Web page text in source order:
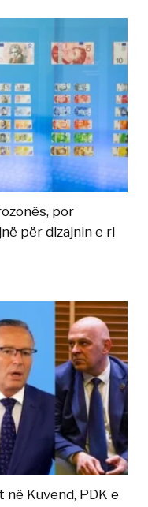
por
për dizajnin e ri
Kuvend, PDK e